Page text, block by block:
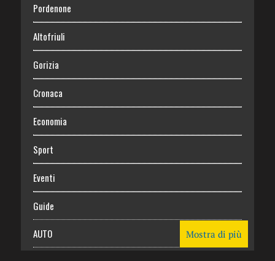
Pordenone
Altofriuli
Gorizia
Cronaca
Economia
Sport
Eventi
Guide
AUTO Mostra di più